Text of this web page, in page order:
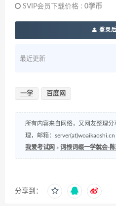
SVIP会员下载价格 : 0学币
登录
最近更新
一学 百度网
所有内容来自网络，又网友整理
理，邮箱：
我爱考试网 » 词根词缀一学就会-
分享到：